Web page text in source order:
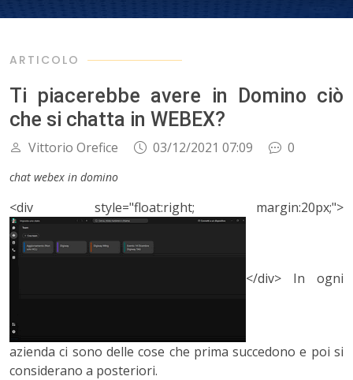
ARTICOLO
Ti piacerebbe avere in Domino ciò
che si chatta in WEBEX?
Vittorio Orefice 03/12/2021 07:09 0
chat webex in domino
<div style="float:right; margin:20px;">
</div> In ogni
azienda ci sono delle cose che prima succedono e poi si
considerano a posteriori.